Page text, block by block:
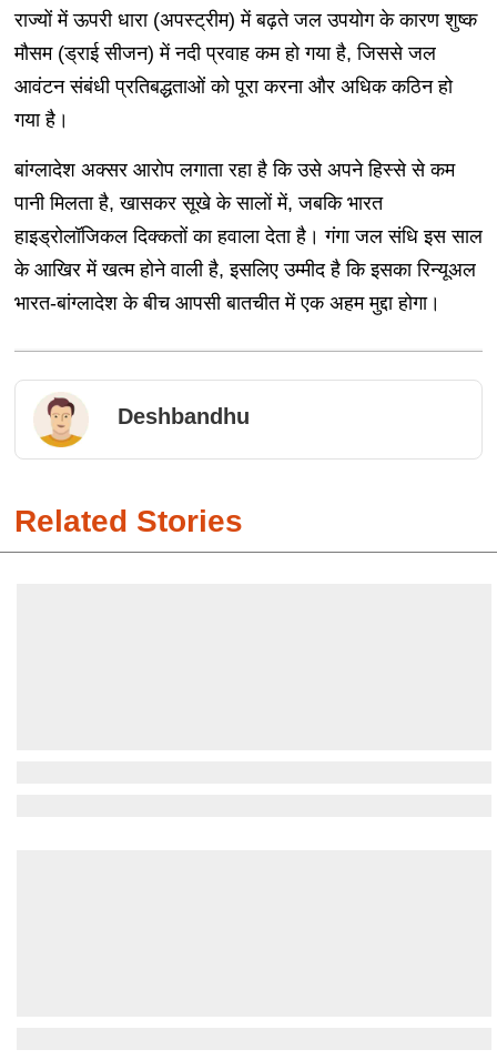
राज्यों में ऊपरी धारा (अपस्ट्रीम) में बढ़ते जल उपयोग के कारण शुष्क
मौसम (ड्राई सीजन) में नदी प्रवाह कम हो गया है, जिससे जल
आवंटन संबंधी प्रतिबद्धताओं को पूरा करना और अधिक कठिन हो
गया है।
बांग्लादेश अक्सर आरोप लगाता रहा है कि उसे अपने हिस्से से कम
पानी मिलता है, खासकर सूखे के सालों में, जबकि भारत
हाइड्रोलॉजिकल दिक्कतों का हवाला देता है। गंगा जल संधि इस साल
के आखिर में खत्म होने वाली है, इसलिए उम्मीद है कि इसका रिन्यूअल
भारत-बांग्लादेश के बीच आपसी बातचीत में एक अहम मुद्दा होगा।
Deshbandhu
Related Stories